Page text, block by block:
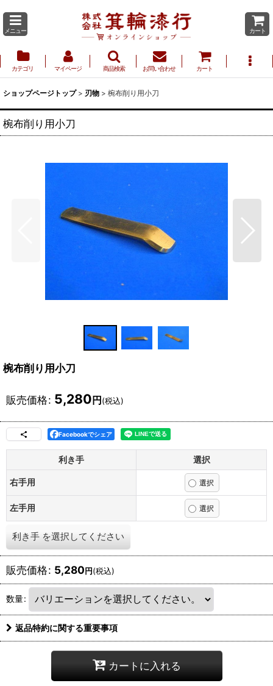
メニュー カート
カテゴリ マイページ 商品検索 お問い合わせ カート
ショップページトップ > 刃物 > 椀布削り用小刀
椀布削り用小刀
椀布削り用小刀
販売価格: 5,280円(税込)
Facebookでシェア
利き手 選択
右手用
左手用
利き手 を選択してください
販売価格: 5,280円(税込)
数量:
返品特約に関する重要事項
カートに入れる